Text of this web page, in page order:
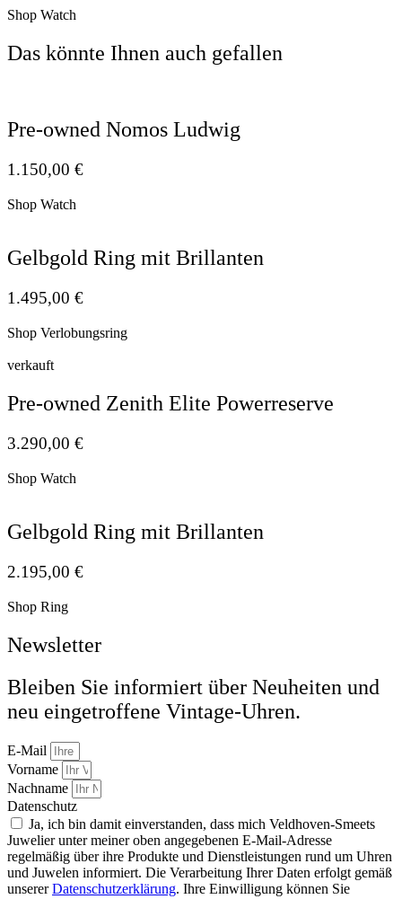
Shop Watch
Das könnte Ihnen auch gefallen
Pre-owned Nomos Ludwig
1.150,00 €
Shop Watch
Gelbgold Ring mit Brillanten
1.495,00 €
Shop Verlobungsring
verkauft
Pre-owned Zenith Elite Powerreserve
3.290,00 €
Shop Watch
Gelbgold Ring mit Brillanten
2.195,00 €
Shop Ring
Newsletter
Bleiben Sie informiert über Neuheiten und
neu eingetroffene Vintage-Uhren.
E-Mail
Vorname
Nachname
Datenschutz
Ja, ich bin damit einverstanden, dass mich Veldhoven-Smeets
Juwelier unter meiner oben angegebenen E-Mail-Adresse
regelmäßig über ihre Produkte und Dienstleistungen rund um Uhren
und Juwelen informiert. Die Verarbeitung Ihrer Daten erfolgt gemäß
unsererDatenschutzerklärung. Ihre Einwilligung können Sie